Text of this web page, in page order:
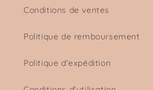
Conditions de ventes
Politique de remboursement
Politique d'expédition